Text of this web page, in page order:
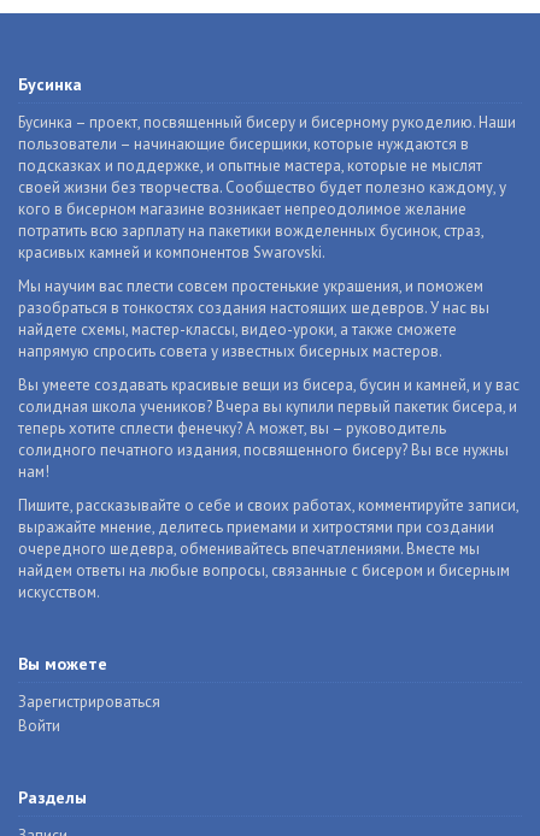
Бусинка
Бусинка – проект, посвященный бисеру и бисерному рукоделию. Наши
пользователи – начинающие бисерщики, которые нуждаются в
подсказках и поддержке, и опытные мастера, которые не мыслят
своей жизни без творчества. Сообщество будет полезно каждому, у
кого в бисерном магазине возникает непреодолимое желание
потратить всю зарплату на пакетики вожделенных бусинок, страз,
красивых камней и компонентов Swarovski.
Мы научим вас плести совсем простенькие украшения, и поможем
разобраться в тонкостях создания настоящих шедевров. У нас вы
найдете схемы, мастер-классы, видео-уроки, а также сможете
напрямую спросить совета у известных бисерных мастеров.
Вы умеете создавать красивые вещи из бисера, бусин и камней, и у вас
солидная школа учеников? Вчера вы купили первый пакетик бисера, и
теперь хотите сплести фенечку? А может, вы – руководитель
солидного печатного издания, посвященного бисеру? Вы все нужны
нам!
Пишите, рассказывайте о себе и своих работах, комментируйте записи,
выражайте мнение, делитесь приемами и хитростями при создании
очередного шедевра, обменивайтесь впечатлениями. Вместе мы
найдем ответы на любые вопросы, связанные с бисером и бисерным
искусством.
Вы можете
Зарегистрироваться
Войти
Разделы